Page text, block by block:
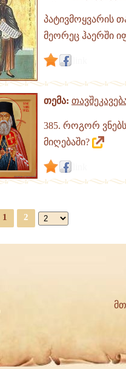
პატივმოყვარის
მეორეც ჰაერში
თემა:
385. როგორ
მიღებაში?
1 2